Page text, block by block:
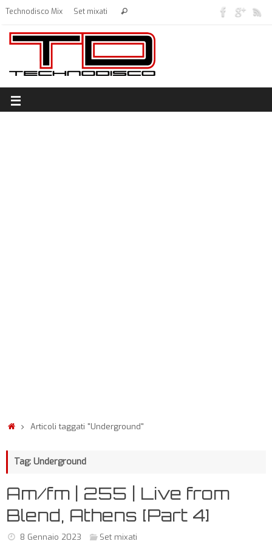
Technodisco Mix Set mixati
Articoli taggati "Underground"
Tag: Underground
Am/fm | 255 | Live from
Blend, Athens [Part 4]
8 Gennaio 2023
Set mixati